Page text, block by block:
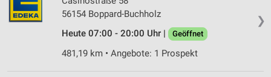
❯
56154 Boppard-Buchholz
Heute 07:00 - 20:00 Uhr |
Geöffnet
481,19 km • Angebote: 1 Prospekt